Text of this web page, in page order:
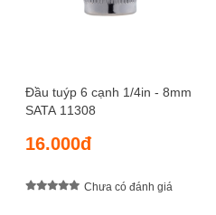
Đầu tuýp 6 cạnh 1/4in - 8mm
SATA 11308
16.000đ
Chưa có đánh giá